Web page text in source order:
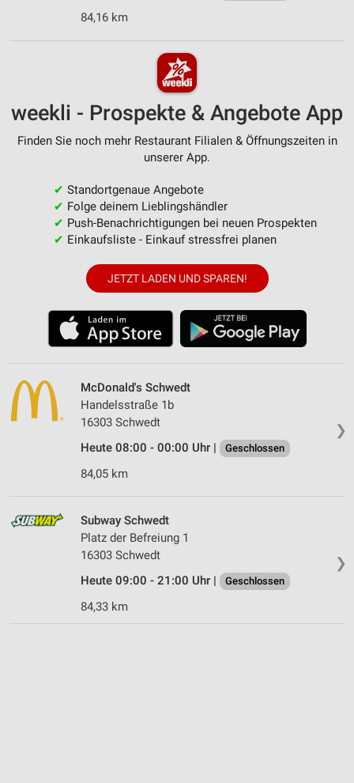
84,16 km
weekli - Prospekte & Angebote App
Finden Sie noch mehr Restaurant Filialen & Öffnungszeiten in
unserer App.
✔ Standortgenaue Angebote
✔ Folge deinem Lieblingshändler
✔ Push-Benachrichtigungen bei neuen Prospekten
✔ Einkaufsliste - Einkauf stressfrei planen
JETZT LADEN UND SPAREN!
❯
McDonald's Schwedt
Handelsstraße 1b
16303 Schwedt
Heute 08:00 - 00:00 Uhr |
Geschlossen
84,05 km
❯
Subway Schwedt
Platz der Befreiung 1
16303 Schwedt
Heute 09:00 - 21:00 Uhr |
Geschlossen
84,33 km